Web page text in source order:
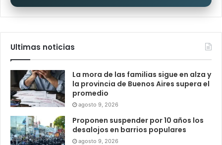
Ultimas noticias
La mora de las familias sigue en alza y
la provincia de Buenos Aires supera el
promedio
agosto 9, 2026
Proponen suspender por 10 años los
desalojos en barrios populares
agosto 9, 2026